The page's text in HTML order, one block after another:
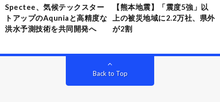
Spectee、気候テックスター
トアップのAquniaと高精度な
洪水予測技術を共同開発へ
【熊本地震】「震度5強」以
上の被災地域に2.2万社、県外
が2割
Back to Top